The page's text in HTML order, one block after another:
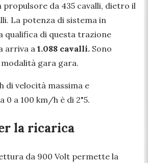
propulsore da 435 cavalli, dietro il
La potenza di sistema in
qualifica di questa trazione
arriva a 1.088 cavalli. Sono
modalità gara gara.
di velocità massima e
0 a 100 km/h è di 2"5.
la ricarica
da 900 Volt permette la